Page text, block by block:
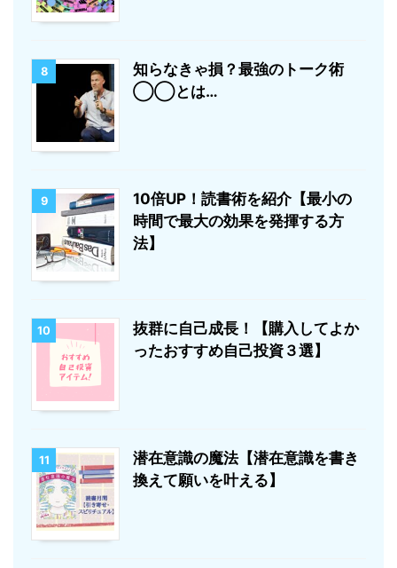
8
知らなきゃ損？最強のトーク術
◯◯とは…
9
10倍UP！読書術を紹介【最小の
時間で最大の効果を発揮する方
法】
10
抜群に自己成長！【購入してよか
ったおすすめ自己投資３選】
11
潜在意識の魔法【潜在意識を書き
換えて願いを叶える】